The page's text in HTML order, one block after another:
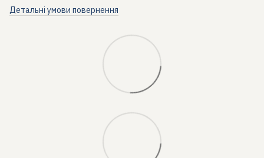
Детальні умови повернення